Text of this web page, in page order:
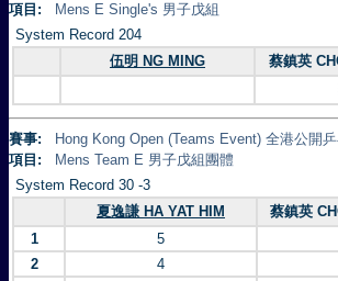
項目:
Mens E Single's 男子戊組
System Record 204
伍明 NG MING
蔡鎮英
賽事:
Hong Kong Open (Teams Event) 全港公開
項目:
Mens Team E 男子戊組團體
System Record 30 -3
夏逸謙 HA YAT HIM
蔡鎮英
1
5
2
4